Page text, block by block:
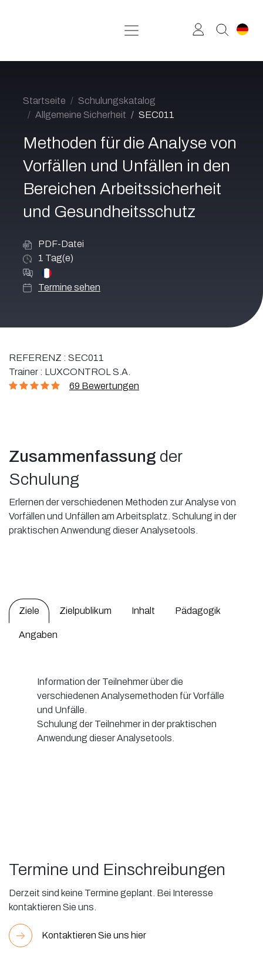
Startseite
Schulungskatalog
Allgemeine Sicherheit
SEC011
Methoden für die Analyse von
Vorfällen und Unfällen in den
Bereichen Arbeitssicherheit
und Gesundheitsschutz
PDF-Datei
1 Tag(e)
Termine sehen
REFERENZ : SEC011
Trainer : LUXCONTROL S.A.
69 Bewertungen
Zusammenfassung der
Schulung
Erlernen der verschiedenen Methoden zur Analyse von
Vorfällen und Unfällen am Arbeitsplatz. Schulung in der
praktischen Anwendung dieser Analysetools.
Ziele Zielpublikum Inhalt Pädagogik
Angaben
Information der Teilnehmer über die
verschiedenen Analysemethoden für Vorfälle
und Unfälle.
Schulung der Teilnehmer in der praktischen
Anwendung dieser Analysetools.
Termine und Einschreibungen
Derzeit sind keine Termine geplant. Bei Interesse
kontaktieren Sie uns.
Kontaktieren Sie uns hier